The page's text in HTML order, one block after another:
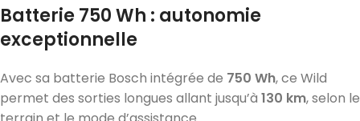
Batterie 750 Wh : autonomie
exceptionnelle
Avec sa batterie Bosch intégrée de 750 Wh, ce Wild
permet des sorties longues allant jusqu’à 130 km, selon le